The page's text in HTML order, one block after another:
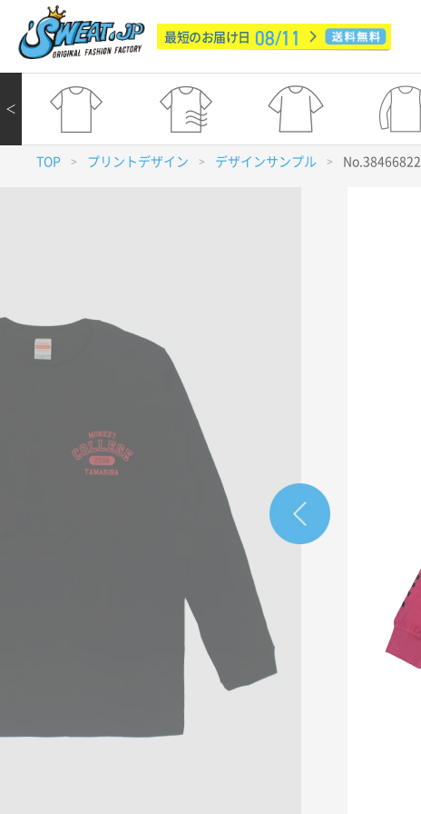
最短のお届け日 08/11
＜
TOP > プリントデザイン > デザインサンプル > No.38466822